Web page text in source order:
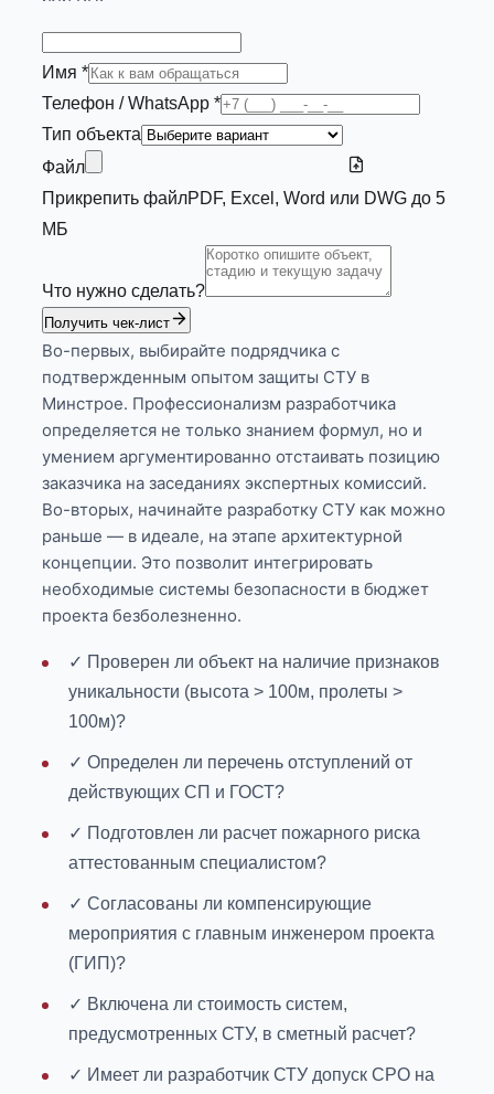
Имя *
Телефон / WhatsApp *
Тип объекта
Файл
Прикрепить файлPDF, Excel, Word или DWG до 5
МБ
Что нужно сделать?
Получить чек-лист
Во-первых, выбирайте подрядчика с
подтвержденным опытом защиты СТУ в
Минстрое. Профессионализм разработчика
определяется не только знанием формул, но и
умением аргументированно отстаивать позицию
заказчика на заседаниях экспертных комиссий.
Во-вторых, начинайте разработку СТУ как можно
раньше — в идеале, на этапе архитектурной
концепции. Это позволит интегрировать
необходимые системы безопасности в бюджет
проекта безболезненно.
✓ Проверен ли объект на наличие признаков
уникальности (высота > 100м, пролеты >
100м)?
✓ Определен ли перечень отступлений от
действующих СП и ГОСТ?
✓ Подготовлен ли расчет пожарного риска
аттестованным специалистом?
✓ Согласованы ли компенсирующие
мероприятия с главным инженером проекта
(ГИП)?
✓ Включена ли стоимость систем,
предусмотренных СТУ, в сметный расчет?
✓ Имеет ли разработчик СТУ допуск СРО на